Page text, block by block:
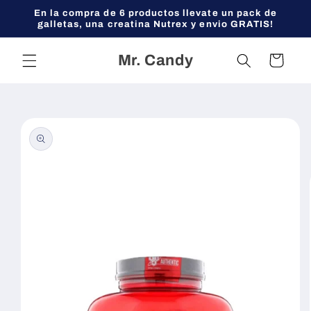
directamente
al contenido
En la compra de 6 productos llevate un pack de
galletas, una creatina Nutrex y envio GRATIS!
Mr. Candy Carrito
información